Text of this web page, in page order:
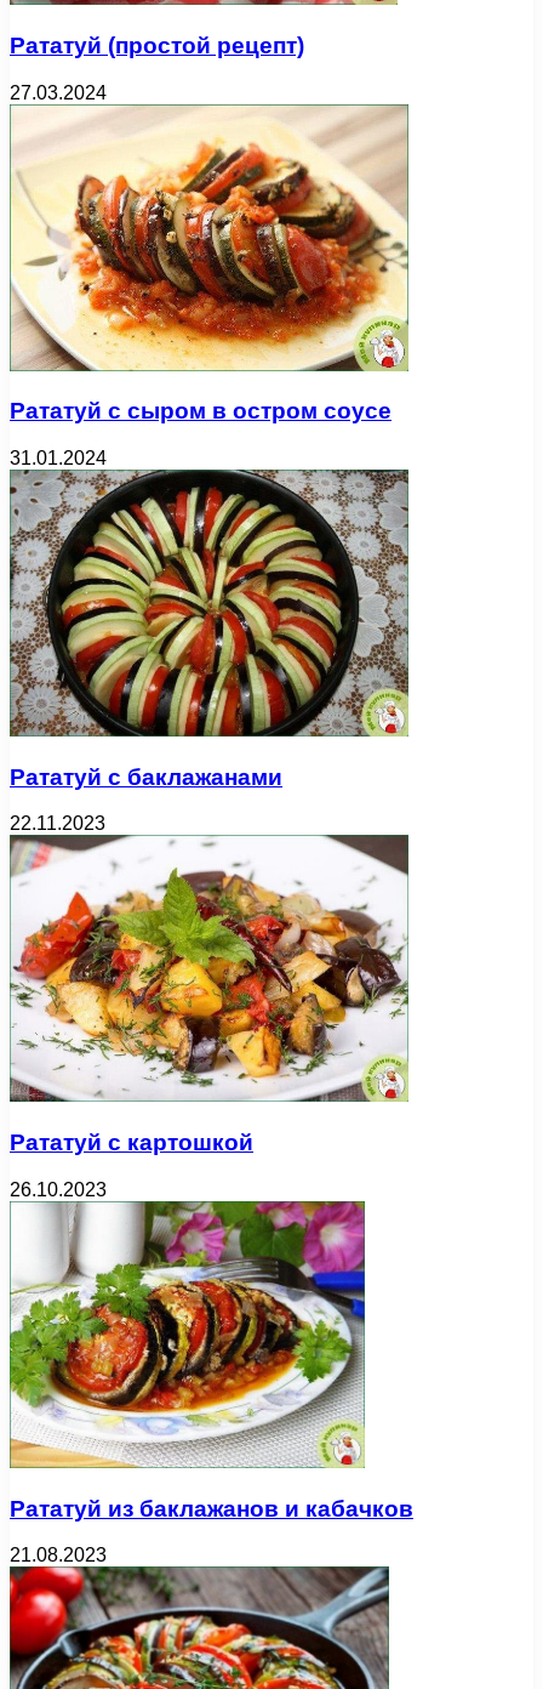
Рататуй (простой рецепт)
27.03.2024
Рататуй с сыром в остром соусе
31.01.2024
Рататуй с баклажанами
22.11.2023
Рататуй с картошкой
26.10.2023
Рататуй из баклажанов и кабачков
21.08.2023